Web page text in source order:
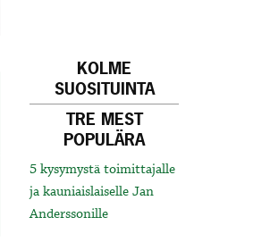
KOLME
SUOSITUINTA
TRE MEST
POPULÄRA
5 kysymystä toimittajalle
ja kauniaislaiselle Jan
Anderssonille